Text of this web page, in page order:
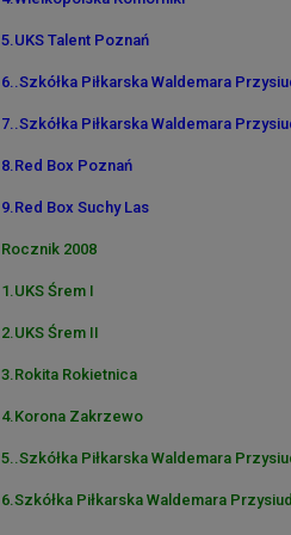
5.UKS Talent Poznań
6..Szkółka Piłkarska Waldemara
7..Szkółka Piłkarska Waldemara
8.Red Box Poznań
9.Red Box Suchy Las
Rocznik 2008
1.UKS Śrem I
2.UKS Śrem II
3.Rokita Rokietnica
4.Korona Zakrzewo
5..Szkółka Piłkarska Waldemara
6.Szkółka Piłkarska Waldemara